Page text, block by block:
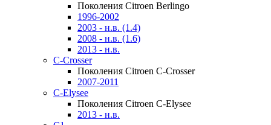
Поколения Citroen Berlingo
1996-2002
2003 - н.в. (1.4)
2008 - н.в. (1.6)
2013 - н.в.
C-Crosser
Поколения Citroen C-Crosser
2007-2011
C-Elysee
Поколения Citroen C-Elysee
2013 - н.в.